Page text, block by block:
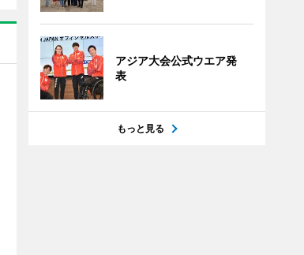
アジア大会公式ウエア発
表
もっと見る